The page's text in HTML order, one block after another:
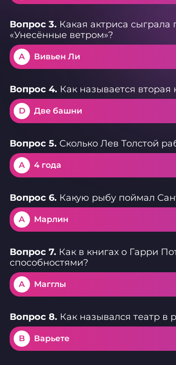
Вопрос 3. Какая актриса
«Унесённые ветром»?
A Вивьен Ли
Вопрос 4. Как называется вторая
D Две башни
Вопрос 5. Сколько Лев Толстой
A 4 года
Вопрос 6. Какую рыбу поймал
A Марлин
Вопрос 7. Как в книгах о Гарри
способностями?
A Магглы
Вопрос 8. Как назывался театр в
B Варьете